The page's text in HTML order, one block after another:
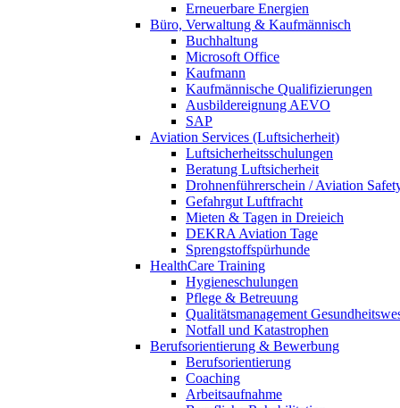
Erneuerbare Energien
Büro, Verwaltung & Kaufmännisch
Buchhaltung
Microsoft Office
Kaufmann
Kaufmännische Qualifizierungen
Ausbildereignung AEVO
SAP
Aviation Services (Luftsicherheit)
Luftsicherheitsschulungen
Beratung Luftsicherheit
Drohnenführerschein / Aviation
Gefahrgut Luftfracht
Mieten & Tagen in Dreieich
DEKRA Aviation Tage
Sprengstoffspürhunde
HealthCare Training
Hygieneschulungen
Pflege & Betreuung
Qualitätsmanagement
Notfall und Katastrophen
Berufsorientierung & Bewerbung
Berufsorientierung
Coaching
Arbeitsaufnahme